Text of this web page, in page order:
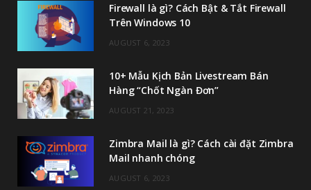
Firewall là gì? Cách Bật & Tắt Firewall
Trên Windows 10
AUGUST 6, 2023
10+ Mẫu Kịch Bản Livestream Bán
Hàng “Chốt Ngàn Đơn”
AUGUST 21, 2023
Zimbra Mail là gì? Cách cài đặt Zimbra
Mail nhanh chóng
AUGUST 6, 2023